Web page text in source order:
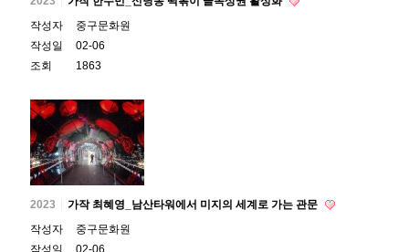
작성자
중구문화원
작성일
02-06
조회
1863
2023
가작 최혜영_남산타워에서 미지의 세계로 가는 관문
작성자
중구문화원
작성일
02-06